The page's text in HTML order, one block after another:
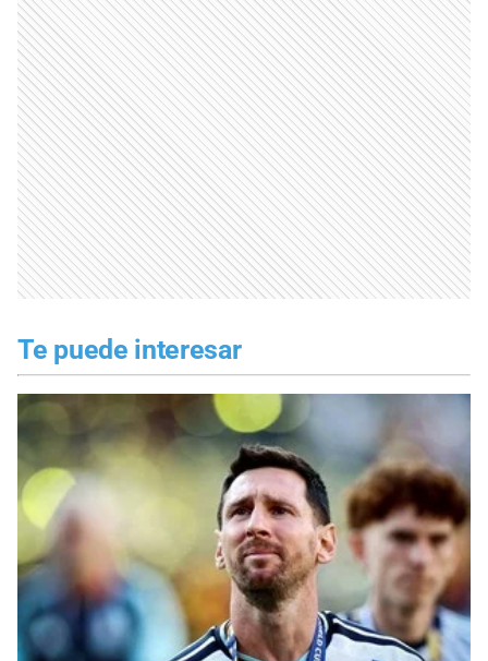
Te puede interesar